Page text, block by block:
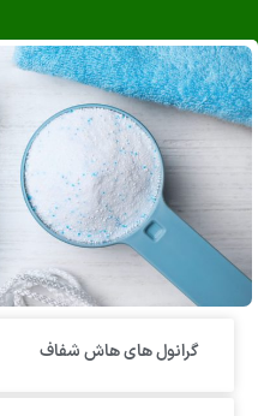
گرانول‌ های هاش شفاف